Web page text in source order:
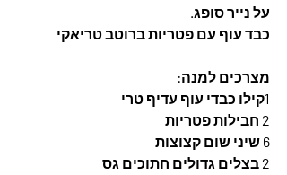
על נייר סופג.
כבד עוף עם פטריות ברוטב טריאקי
מצרכים למנה:
1קילו כבדי עוף עדיף טרי
2 חבילות פטריות
6 שיני שום קצוצות
2 בצלים גדולים חתוכים גס